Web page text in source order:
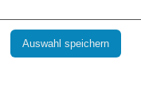
Auswahl speichern